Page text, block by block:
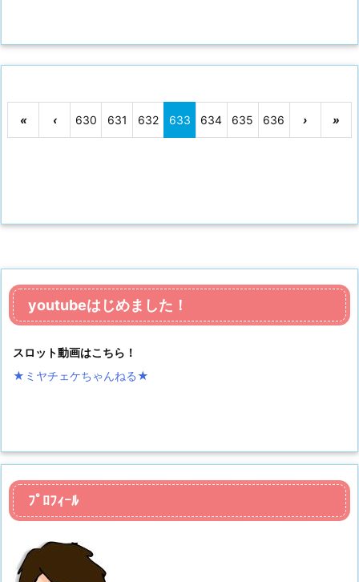
« ‹ 630 631 632 633 634 635 636 › »
youtubeはじめました！
スロット動画はこちら！
★ミヤチェケちゃんねる★
ﾌﾟﾛﾌｨｰﾙ